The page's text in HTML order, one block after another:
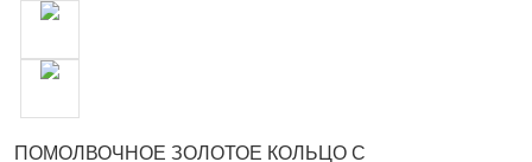
ПОМОЛВОЧНОЕ ЗОЛОТОЕ КОЛЬЦО С